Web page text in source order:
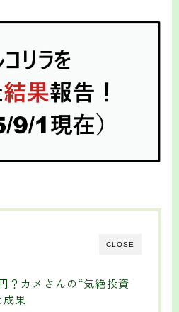
CLOSE
？カメさんの“気絶投資
果